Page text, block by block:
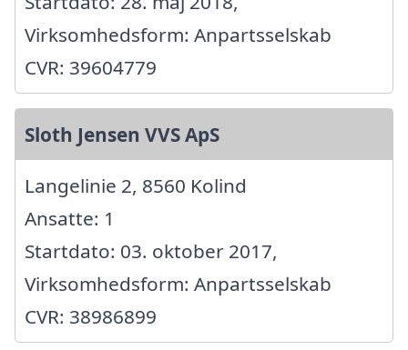
Virksomhedsform: Anpartsselskab
CVR: 39604779
Sloth Jensen VVS ApS
Langelinie 2, 8560 Kolind
Ansatte: 1
Startdato: 03. oktober 2017,
Virksomhedsform: Anpartsselskab
CVR: 38986899